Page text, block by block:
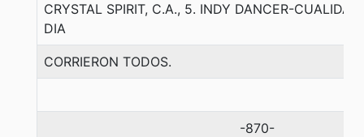
CRYSTAL SPIRIT, C.A., 5. INDY DANCER-
DIA
CORRIERON TODOS.
-870-